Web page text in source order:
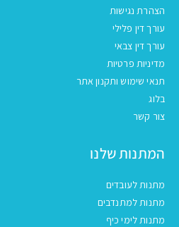
הצהרת נגישות
עורך דין פלילי
עורך דין צבאי
מדיניות פרטיות
תנאי שימוש ותקנון אתר
בלוג
צור קשר
המתנות שלנו
מתנות לעובדים
מתנות למתנדבים
מתנות לימי כיף